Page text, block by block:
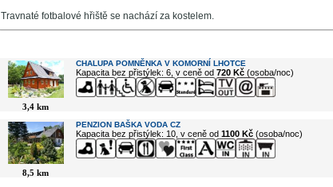
Travnaté fotbalové hřiště se nachází za kostelem.
3,4 km
CHALUPA POMNĚNKA V KOMORNÍ LHOTCE
Kapacita bez přistýlek: 6, v ceně od 720 Kč(osoba/noc)
8,5 km
PENZION BAŠKA VODA CZ
Kapacita bez přistýlek: 10, v ceně od 1100 Kč(osoba/noc)